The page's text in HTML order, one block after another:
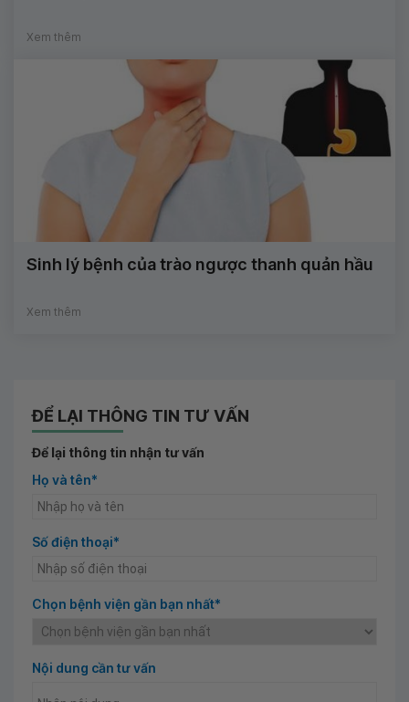
Xem thêm
Sinh lý bệnh của trào ngược thanh quản hầu
Xem thêm
ĐỂ LẠI THÔNG TIN TƯ VẤN
Để lại thông tin nhận tư vấn
Họ và tên*
Số điện thoại*
Chọn bệnh viện gần bạn nhất*
Nội dung cần tư vấn